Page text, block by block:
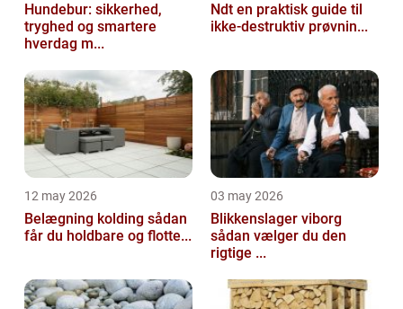
Hundebur: sikkerhed,
tryghed og smartere
hverdag m...
Ndt en praktisk guide til
ikke-destruktiv prøvnin...
12 may 2026
Belægning kolding sådan
får du holdbare og flotte...
03 may 2026
Blikkenslager viborg
sådan vælger du den
rigtige ...